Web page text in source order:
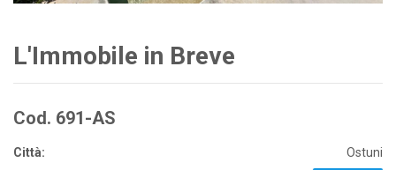
L'Immobile in Breve
Cod. 691-AS
Città:
Ostuni